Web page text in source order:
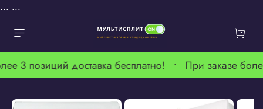
... ...
3 позиций доставка бесплатно! • При заказе